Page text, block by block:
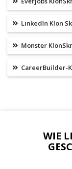
LinkedIn Klon
Monster
CareerBuilder-
WIE